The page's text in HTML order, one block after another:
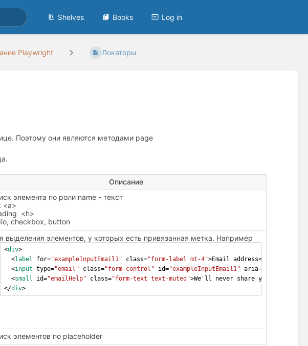
Shelves Books Log in
Playwright Локаторы
Поэтому они являются методами page
Описание
элемента по роли name - текст
<a>
<h>
checkbox, button
выделения элементов, у которых есть привязанная метка. Например
<div>
  <
label for="exampleInputEmail1" class="form-label mt-4">Email address</
  <
input type="email" class="form-control" id="exampleInputEmail1" aria-describedby=
  <
small id="emailHelp" class="form-text text-muted">We'll never share your email
</div>
элементов по placeholder